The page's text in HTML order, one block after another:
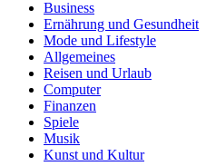
Business
Ernährung und Gesundheit
Mode und Lifestyle
Allgemeines
Reisen und Urlaub
Computer
Finanzen
Spiele
Musik
Kunst und Kultur